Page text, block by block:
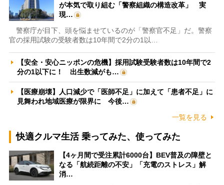
が本気で取り組む「警察組織の構造改革」 実
現…
警察庁が目下、頭を悩ませているのが「警察官不足」だ。警察
官の採用試験の受験者数は10年間で2分の1以…
【安全・安心ニッポンの危機】採用試験受験者数は10年間で2
分の1以下に！ 出生数減がも…
【医療崩壊】人口減少で「医師不足」に加えて「患者不足」に
見舞われ地域医療が限界に 今後…
一覧を見る
快適クルマ生活 乗ってみた、使ってみた
【4ヶ月間で受注累計6000台】BEV普及の障壁と
なる「航続距離の不安」「充電のストレス」解
消…